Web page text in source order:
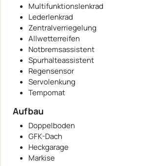
Multifunktionslenkrad
Lederlenkrad
Zentralverriegelung
Allwetterreifen
Notbremsassistent
Spurhalteassistent
Regensensor
Servolenkung
Tempomat
Aufbau
Doppelboden
GFK-Dach
Heckgarage
Markise